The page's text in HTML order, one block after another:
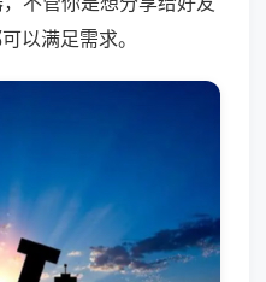
以满足需求。